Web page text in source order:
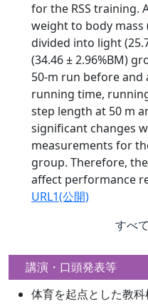
for the RSS training.
weight to body mass
divided into light
(34.46 ± 2.96%BM)
50-m run before
running time,
step length at 50 m
significant changes
measurements for
group. Therefore,
affect performance
URL1(公開)
すべ
講演・口頭発表等
体育を起点とした教